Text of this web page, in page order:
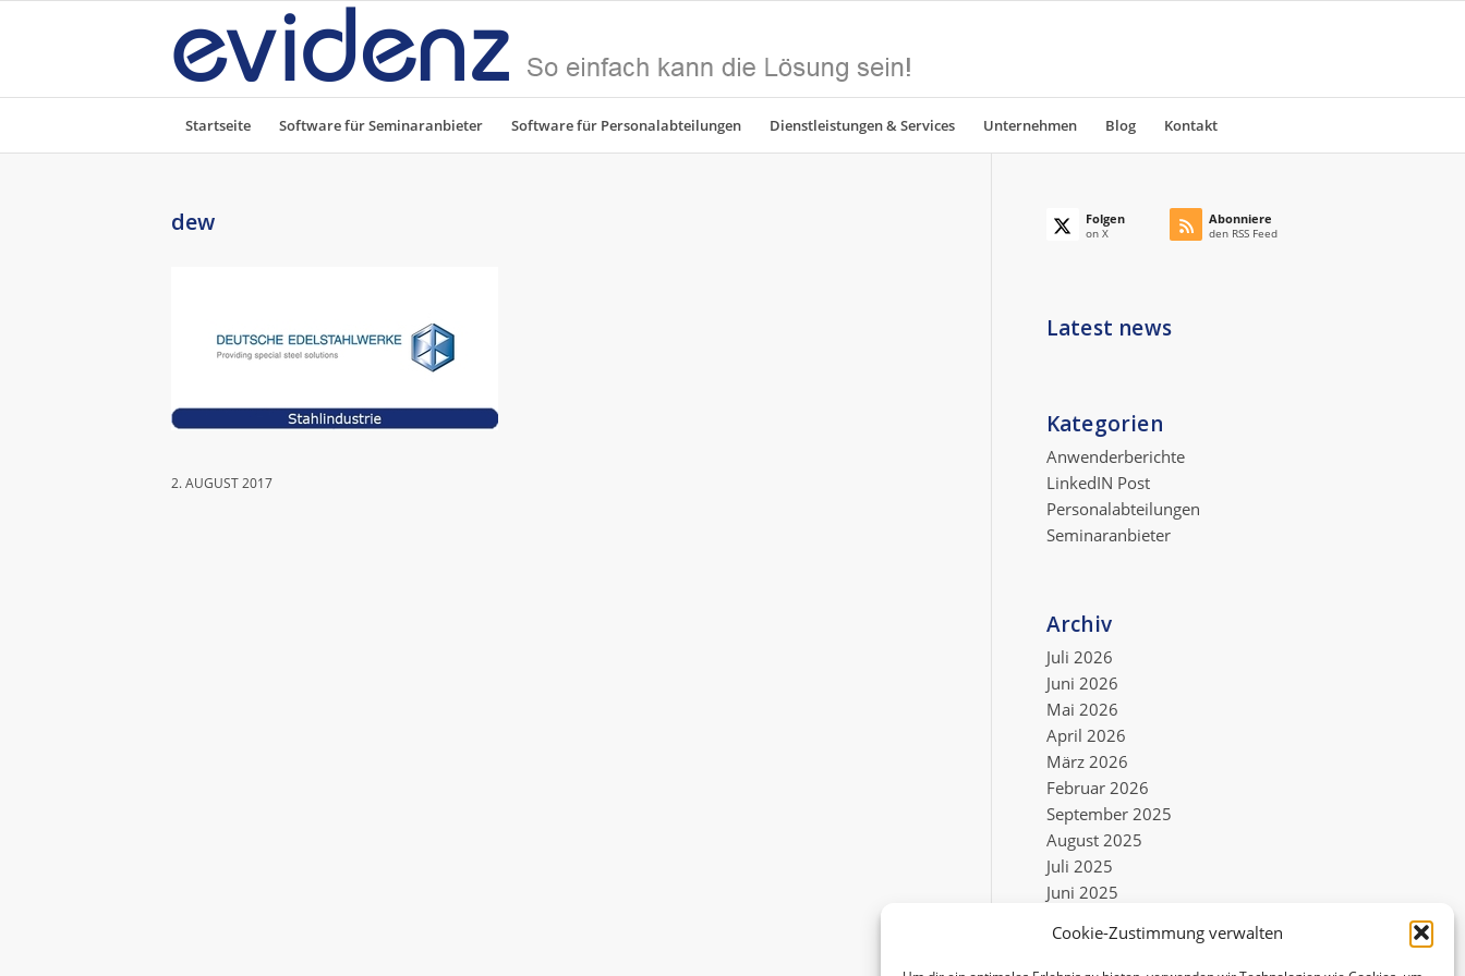
Cookie-Zustimmung verwalten
Startseite Software für Seminaranbieter Software für Personalabteilungen Dienstleistungen & Services Unternehmen Blog Kontakt
dew
2. AUGUST 2017
Folgen
on X
Abonniere
den RSS Feed
Latest news
Kategorien
Anwenderberichte
LinkedIN Post
Personalabteilungen
Seminaranbieter
Archiv
Juli 2026
Juni 2026
Mai 2026
April 2026
März 2026
Februar 2026
September 2025
August 2025
Juli 2025
Juni 2025
Mai 2022
Dezember 2021